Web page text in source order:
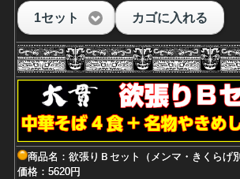
1セット カゴに入れる
商品名：欲張りＢセット（メンマ・きくらげ
価格：5620円